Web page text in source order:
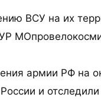
ВСУ на их
армии РФ на
и